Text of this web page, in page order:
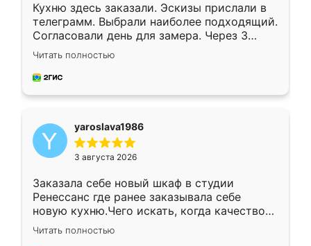
Кухню здесь заказали. Эскизы прислали в
телеграмм. Выбрали наиболее подходящий.
Согласовали день для замера. Через 3
недели кухня была уже готова. Остались
довольны работой. Спасибо Ренессанс
мебель за качественную работу!
Читать полностью
yaroslava1986
3 августа 2026
Заказала себе новый шкаф в студии
Ренессанс где ранее заказывала себе
новую кухню.Чего искать, когда качеством
вполне довольна. Служит кухня уже почти
два года, нареканий нет.
Читать полностью